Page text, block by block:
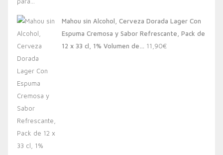
Mahou sin Alcohol, Cerveza Dorada Lager Con
Espuma Cremosa y Sabor Refrescante, Pack de
12 x 33 cl, 1% Volumen de… 11,90€